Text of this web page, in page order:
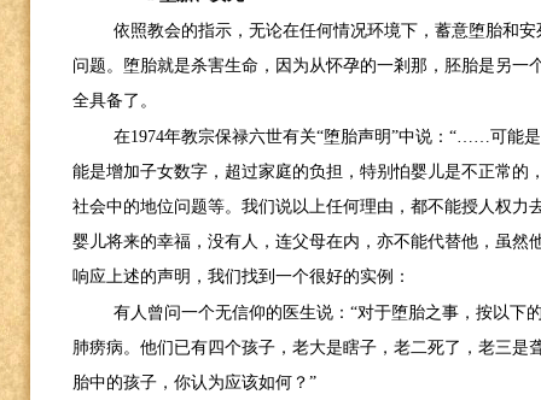
依照教会的指示，无论在任何情况环境下，蓄意堕胎和
问题。堕胎就是杀害生命，因为从怀孕的一剎那，胚胎是另一
全具备了。
在1974年教宗保禄六世有关“堕胎声明”中说：“……可能
能是增加子女数字，超过家庭的负担，特别怕婴儿是不正常的
社会中的地位问题等。我们说以上任何理由，都不能授人权力
婴儿将来的幸福，没有人，连父母在内，亦不能代替他，虽然
响应上述的声明，我们找到一个很好的实例：
有人曾问一个无信仰的医生说：“对于堕胎之事，按以下
肺痨病。他们已有四个孩子，老大是瞎子，老二死了，老三是
胎中的孩子，你认为应该如何？”